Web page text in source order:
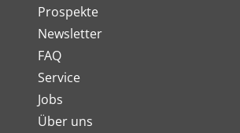
Prospekte
Newsletter
FAQ
Service
Jobs
Über uns